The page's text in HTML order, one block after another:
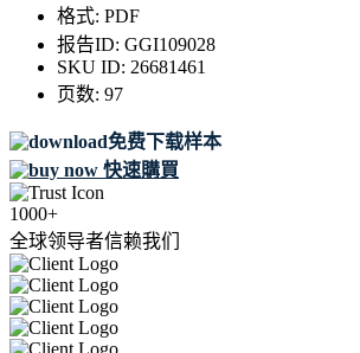
格式: PDF
报告ID: GGI109028
SKU ID: 26681461
页数: 97
免费下载样本
快速購買
1000+
全球领导者信赖我们